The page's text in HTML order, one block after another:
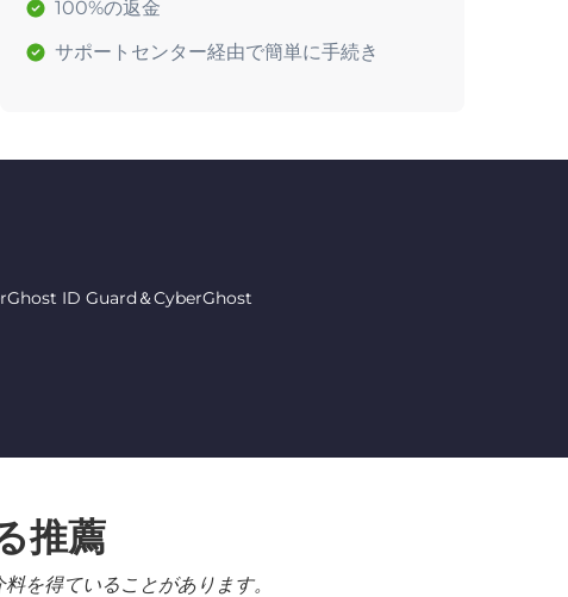
100%の返金
サポートセンター経由で簡単に手続き
ID Guard＆CyberGhost
推薦
を得ていることがあります。